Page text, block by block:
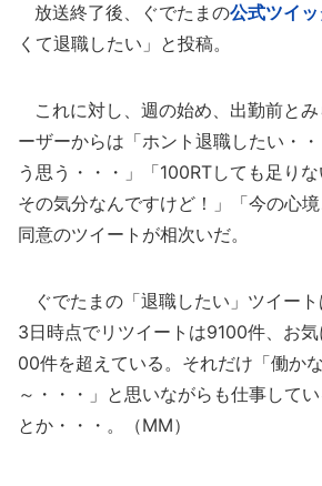
放送終了後、ぐでたまの公式ツイ
くて退職したい」と投稿。
これに対し、週の始め、出勤前と
ーザーからは「ホント退職したい・
う思う・・・」「100RTしても足りな
その気分なんですけど！」「今の心境
同意のツイートが相次いだ。
ぐでたまの「退職したい」ツイー
3日時点でリツイートは9100件、お
00件を超えている。それだけ「働か
～・・・」と思いながらも仕事して
とか・・・。（MM）